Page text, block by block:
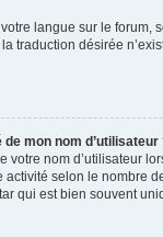
langue sur le
traduction désirée
mon nom d’utilisateur
votre nom d’utilisateur
selon le nombre
qui est bien souvent